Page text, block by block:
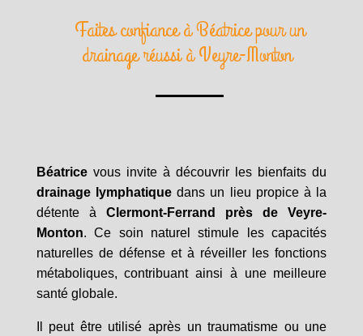
Faites confiance à Béatrice pour un
drainage réussi à Veyre-Monton
Béatricevous invite à découvrir les bienfaits du
drainage lymphatique dans un lieu propice à la
détente à Clermont-Ferrand près de Veyre-
Monton. Ce soin naturel stimule les capacités
naturelles de défense et à réveiller les fonctions
métaboliques, contribuant ainsi à une meilleure
santé globale.
Il peut être utilisé après un traumatisme ou une